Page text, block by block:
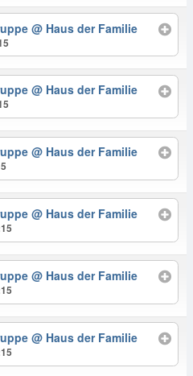
@ Haus der Familie
@ Haus der Familie
@ Haus der Familie
@ Haus der Familie
@ Haus der Familie
@ Haus der Familie